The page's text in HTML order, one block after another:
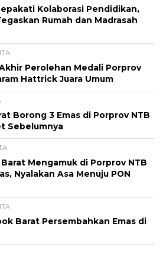
Kolaborasi Pendidikan,
Rumah dan Madrasah
Perolehan Medali Porprov
Hattrick Juara Umum
Borong 3 Emas di Porprov NTB
Sebelumnya
Mengamuk di Porprov NTB
Nyalakan Asa Menuju PON
Barat Persembahkan Emas di